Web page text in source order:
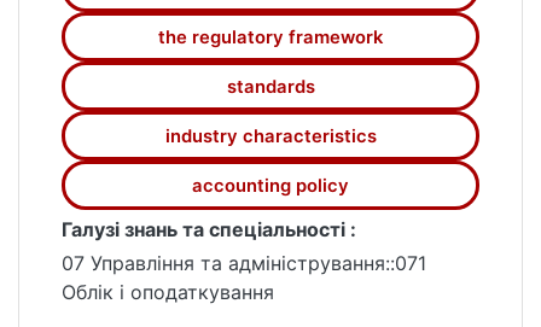
the regulatory framework
standards
industry characteristics
accounting policy
Галузі знань та спеціальності :
07 Управління та адміністрування::071
Облік і оподаткування